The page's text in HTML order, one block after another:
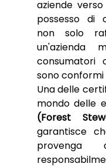
aziende
possesso di
non solo
un'azienda
consumatori
sono conformi
Una delle
mondo delle
(Forest
garantisce
provenga